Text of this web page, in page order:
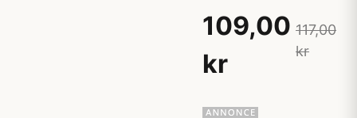
109,00
kr
117,00
kr